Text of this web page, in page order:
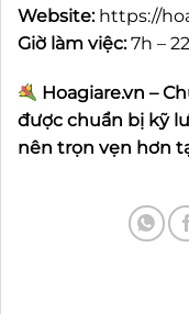
Website: https://
Giờ làm việc:7h –
Hoagiare.vn –
được chuẩn bị kỹ
nên trọn vẹn hơn